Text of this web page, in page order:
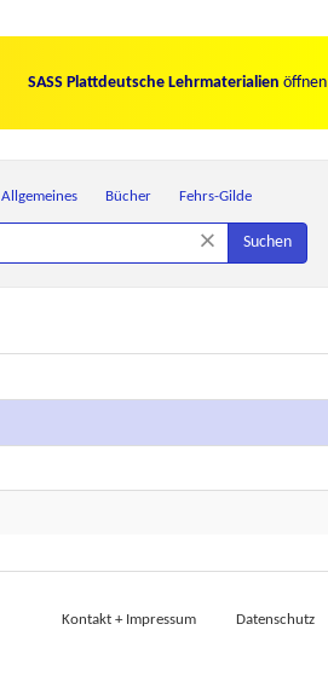
SASS Plattdeutsche Lehrmaterialien öffnen
Allgemeines Bücher Fehrs-Gilde
× Suchen
Kontakt + Impressum
Datenschutz